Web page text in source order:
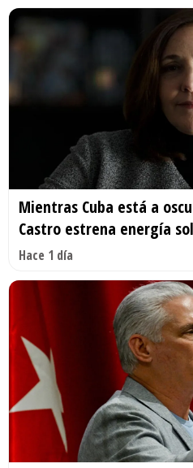
Mientras Cuba está a
Castro estrena energía
Hace 1 día